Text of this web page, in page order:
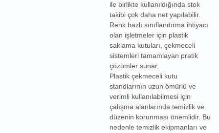
ile birlikte kullanıldığında stok
takibi çok daha net yapılabilir.
Renk bazlı sınıflandırma ihtiyacı
olan işletmeler için plastik
saklama kutuları , çekmeceli
sistemleri tamamlayan pratik
çözümler sunar.
Plastik çekmeceli kutu
standlarının uzun ömürlü ve
verimli kullanılabilmesi için
çalışma alanlarında temizlik ve
düzenin korunması önemlidir. Bu
nedenle temizlik ekipmanları ve